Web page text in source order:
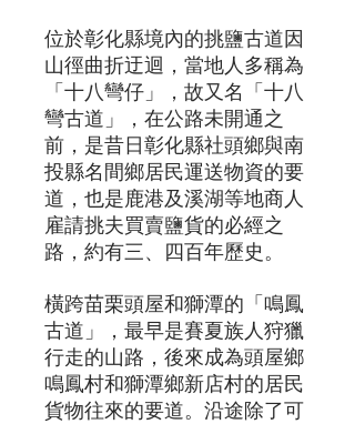
位於彰化縣境內的挑鹽古道因
山徑曲折迂迴，當地人多稱為
「十八彎仔」，故又名「十八
彎古道」，在公路未開通之
前，是昔日彰化縣社頭鄉與南
投縣名間鄉居民運送物資的要
道，也是鹿港及溪湖等地商人
雇請挑夫買賣鹽貨的必經之
路，約有三、四百年歷史。
橫跨苗栗頭屋和獅潭的「鳴鳳
古道」，最早是賽夏族人狩獵
行走的山路，後來成為頭屋鄉
鳴鳳村和獅潭鄉新店村的居民
貨物往來的要道。沿途除了可